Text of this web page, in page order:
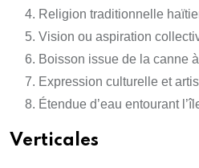
Religion traditionnelle
Vision ou aspiration
Boisson issue de la canne
Expression culturelle et
Étendue d’eau entourant
Verticales